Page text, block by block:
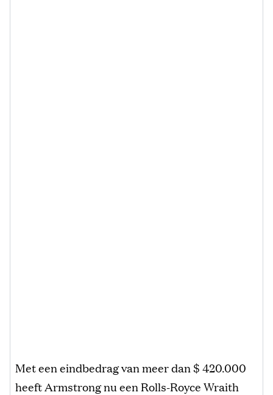
Met een eindbedrag van meer dan $ 420.000
heeft Armstrong nu een Rolls-Royce Wraith